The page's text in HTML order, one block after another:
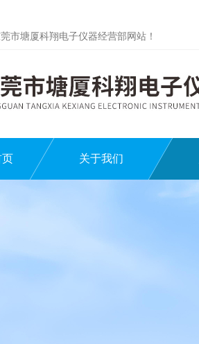
市塘厦科翔电子仪器经营部网站！
页 关于我们